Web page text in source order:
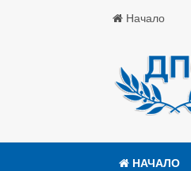
Начало
НАЧАЛО